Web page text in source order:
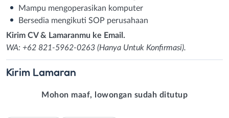
Mampu mengoperasikan komputer
Bersedia mengikuti SOP perusahaan
Kirim CV & Lamaranmu ke Email.
WA: +62 821-5962-0263 (Hanya Untuk Konfirmasi).
Kirim Lamaran
Mohon maaf, lowongan sudah ditutup